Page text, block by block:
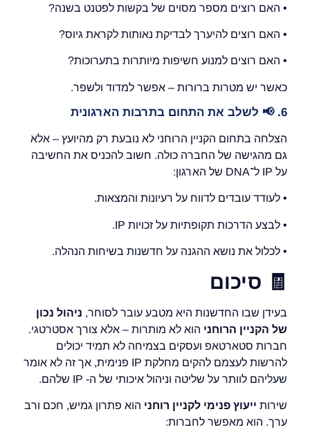
• האם רוצים מספר מסוים של בקשות לפטנט בשנה?
• האם רוצים להיערך לבדיקת נאותות לקראת גיוס?
• האם רוצים למנוע חשיפות מיותרות בתערוכות?
כאשר יש מטרות ברורות – אפשר למדוד ולשפר.
6.
📢 לשלב את התחום בתרבות הארגונית
הצלחה בתחום הקניין הרוחני לא נובעת רק מהיועץ – אלא
גם מהגישה של החברה כולה. חשוב להכניס את החשיבה
על IP ל־DNA של הארגון:
• לעודד עובדים לדווח על רעיונות והמצאות.
• לבצע הדרכות תקופתיות על זכויות IP.
• לכלול את נושא ההגנה על חדשנות בשיחות הנהלה.
🧾 סיכום
בעידן שבו החדשנות היא מטבע עובר לסוחר, ניהול נכון
של הקניין הרוחני הוא לא מותרות – אלא צורך אסטרטגי.
חברות סטארטאפ ועסקים בצמיחה לא תמיד יכולים
להרשות לעצמם להקים מחלקת IP פנימית, אך זה לא אומר
שעליהם לוותר על שליטה וניהול איכותי של ה- IP שלהם.
שירות ייעוץ פנימי לקניין רוחני הוא פתרון גמיש, חכם ורב
ערך. הוא מאפשר לחברות: